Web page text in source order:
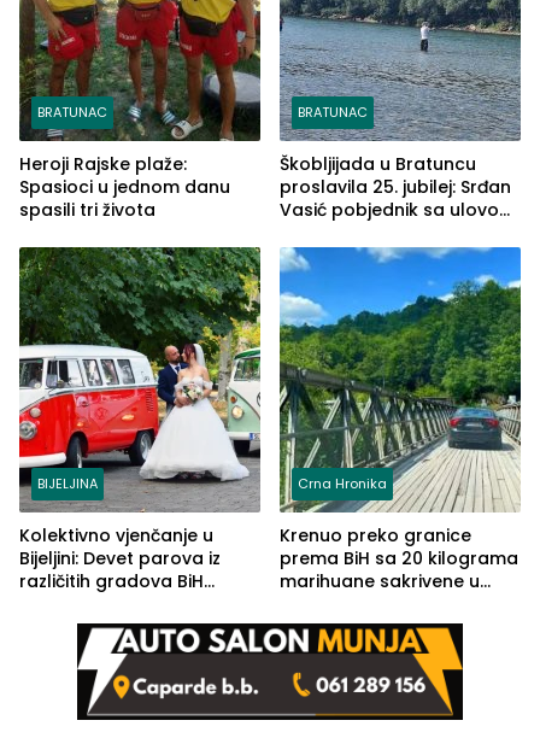
BRATUNAC
Heroji Rajske plaže:
Spasioci u jednom danu
spasili tri života
BRATUNAC
Škobljijada u Bratuncu
proslavila 25. jubilej: Srđan
Vasić pobjednik sa ulovom
BIJELJINA
Kolektivno vjenčanje u
Bijeljini: Devet parova iz
različitih gradova BiH
Crna Hronika
Krenuo preko granice
prema BiH sa 20 kilograma
marihuane sakrivene u